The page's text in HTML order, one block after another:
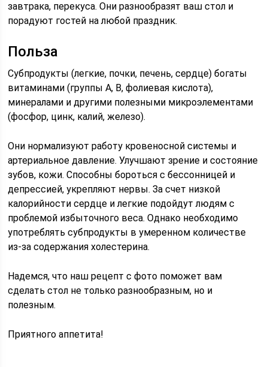
завтрака, перекуса. Они разнообразят ваш стол и
порадуют гостей на любой праздник.
Польза
Субпродукты (легкие, почки, печень, сердце) богаты
витаминами (группы А, B, фолиевая кислота),
минералами и другими полезными микроэлементами
(фосфор, цинк, калий, железо).
Они нормализуют работу кровеносной системы и
артериальное давление. Улучшают зрение и состояние
зубов, кожи. Способны бороться с бессонницей и
депрессией, укрепляют нервы. За счет низкой
калорийности сердце и легкие подойдут людям с
проблемой избыточного веса. Однако необходимо
употреблять субпродукты в умеренном количестве
из-за содержания холестерина.
Надемся, что наш рецепт с фото поможет вам
сделать стол не только разнообразным, но и
полезным.
Приятного аппетита!